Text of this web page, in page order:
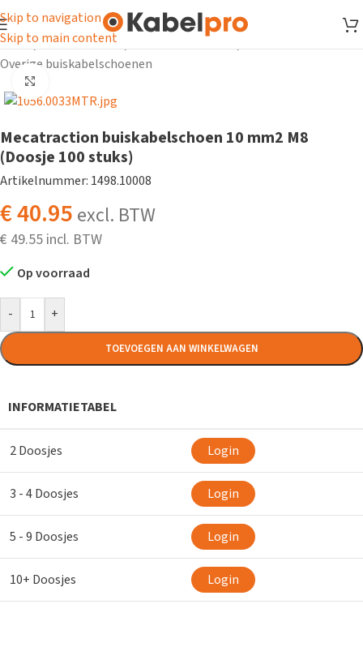
Skip to navigation
Skip to main content
Home/ Kabelschoenen
Overige buiskabelschoenen
Mecatraction buiskabelschoen 10 mm2 M8
(Doosje 100 stuks)
Artikelnummer: 1498.10008
€40.95 excl. BTW
€ 49.55
Op voorraad
- +
TOEVOEGEN AAN WINKELWAGEN
INFORMATIETABEL
2 Doosjes Login
3 - 4 Doosjes Login
5 - 9 Doosjes Login
10+ Doosjes Login